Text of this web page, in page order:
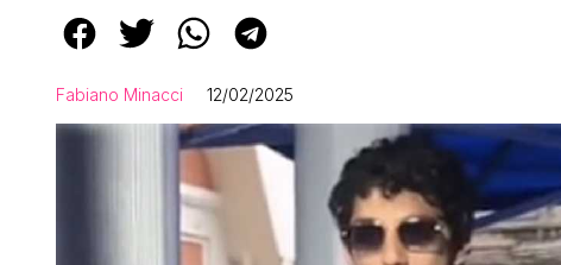
Fabiano Minacci 12/02/2025